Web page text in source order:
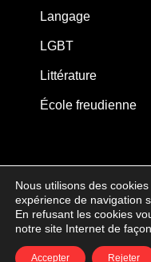
Langage
LGBT
Littérature
École freudienne
MJW-
14710
Nous utilisons des
expérience de navigation
En refusant les cookies
notre site Internet de
Accepter Rejeter